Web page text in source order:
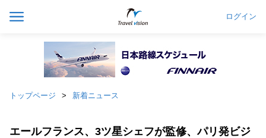
ログイン
トップページ 新着ニュース
エールフランス、3ツ星シェフが監修、パリ発ビジ